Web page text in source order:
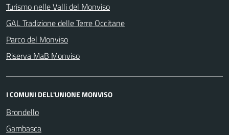
Turismo nelle Valli del Monviso
GAL Tradizione delle Terre Occitane
Parco del Monviso
Riserva MaB Monviso
I COMUNI DELL'UNIONE MONVISO
Brondello
Gambasca